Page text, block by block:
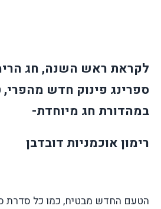
לקראת ראש השנה,חג
ספרינג פינוק חדש
במהדורת חג מיוחדת-
רימון אוכמניות דובדבן
הטעם החדש מבטיח, כמו כל סדרת